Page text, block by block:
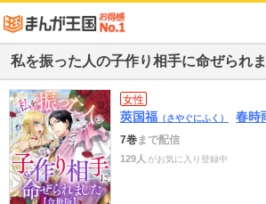
私を振った人の子作り相手に命ぜられ
女性
莢国福 （さやぐにふく） 春時
7巻まで配信
129人 がお気に入り登録中